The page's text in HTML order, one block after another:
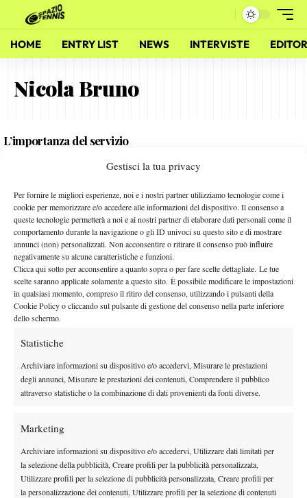
Gestisci la tua privacy
Per fornire le migliori esperienze, noi e i nostri partner utilizziamo tecnologie come i
cookie per memorizzare e/o accedere alle informazioni del dispositivo. Il consenso a
queste tecnologie permetterà a noi e ai nostri partner di elaborare dati personali come il
comportamento durante la navigazione o gli ID univoci su questo sito e di mostrare
annunci (non) personalizzati. Non acconsentire o ritirare il consenso può influire
negativamente su alcune caratteristiche e funzioni.
Clicca qui sotto per acconsentire a quanto sopra o per fare scelte dettagliate. Le tue
scelte saranno applicate solamente a questo sito. È possibile modificare le impostazioni
in qualsiasi momento, compreso il ritiro del consenso, utilizzando i pulsanti della
Cookie Policy o cliccando sul pulsante di gestione del consenso nella parte inferiore
dello schermo.
Statistiche
Archiviare informazioni su dispositivo e/o accedervi, Misurare le prestazioni
degli annunci, Misurare le prestazioni dei contenuti, Comprendere il pubblico
attraverso statistiche o la combinazione di dati provenienti da fonti diverse.
Marketing
Archiviare informazioni su dispositivo e/o accedervi, Utilizzare dati limitati per
la selezione della pubblicità, Creare profili per la pubblicità personalizzata,
Utilizzare profili per la selezione di pubblicità personalizzata, Creare profili per
la personalizzazione dei contenuti, Utilizzare profili per la selezione di contenuti
HOME ENTRY LIST NEWS INTERVISTE
Nicola Bruno
L’importanza del servizio
Sara Eccel: “La parola tennis rappresenta tutto ciò che
amo”
27 Giugno 2010
Alessandro Nizegorodcew
Facebook
Youtube